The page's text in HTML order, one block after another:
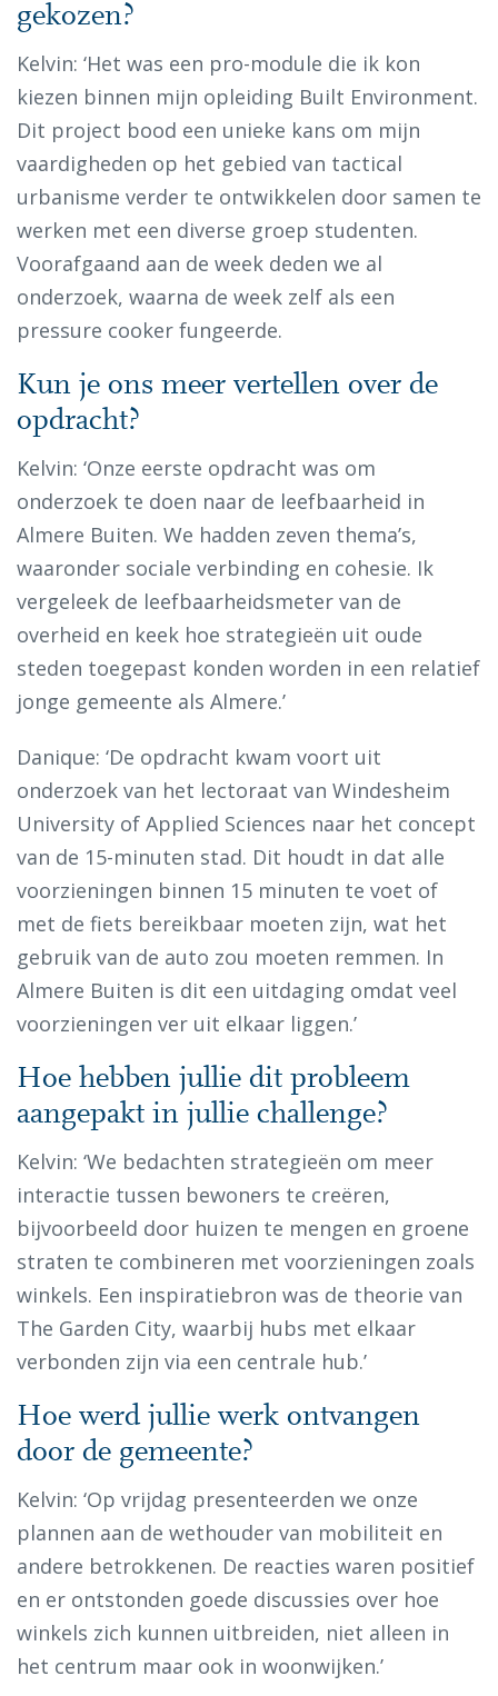
gekozen?
Kelvin: ‘Het was een pro-module die ik kon
kiezen binnen mijn opleiding Built Environment.
Dit project bood een unieke kans om mijn
vaardigheden op het gebied van tactical
urbanisme verder te ontwikkelen door samen te
werken met een diverse groep studenten.
Voorafgaand aan de week deden we al
onderzoek, waarna de week zelf als een
pressure cooker fungeerde.
Kun je ons meer vertellen over de
opdracht?
Kelvin: ‘Onze eerste opdracht was om
onderzoek te doen naar de leefbaarheid in
Almere Buiten. We hadden zeven thema’s,
waaronder sociale verbinding en cohesie. Ik
vergeleek de leefbaarheidsmeter van de
overheid en keek hoe strategieën uit oude
steden toegepast konden worden in een relatief
jonge gemeente als Almere.’
Danique: ‘De opdracht kwam voort uit
onderzoek van het lectoraat van Windesheim
University of Applied Sciences naar het concept
van de 15-minuten stad. Dit houdt in dat alle
voorzieningen binnen 15 minuten te voet of
met de fiets bereikbaar moeten zijn, wat het
gebruik van de auto zou moeten remmen. In
Almere Buiten is dit een uitdaging omdat veel
voorzieningen ver uit elkaar liggen.’
Hoe hebben jullie dit probleem
aangepakt in jullie challenge?
Kelvin: ‘We bedachten strategieën om meer
interactie tussen bewoners te creëren,
bijvoorbeeld door huizen te mengen en groene
straten te combineren met voorzieningen zoals
winkels. Een inspiratiebron was de theorie van
The Garden City, waarbij hubs met elkaar
verbonden zijn via een centrale hub.’
Hoe werd jullie werk ontvangen
door de gemeente?
Kelvin: ‘Op vrijdag presenteerden we onze
plannen aan de wethouder van mobiliteit en
andere betrokkenen. De reacties waren positief
en er ontstonden goede discussies over hoe
winkels zich kunnen uitbreiden, niet alleen in
het centrum maar ook in woonwijken.’